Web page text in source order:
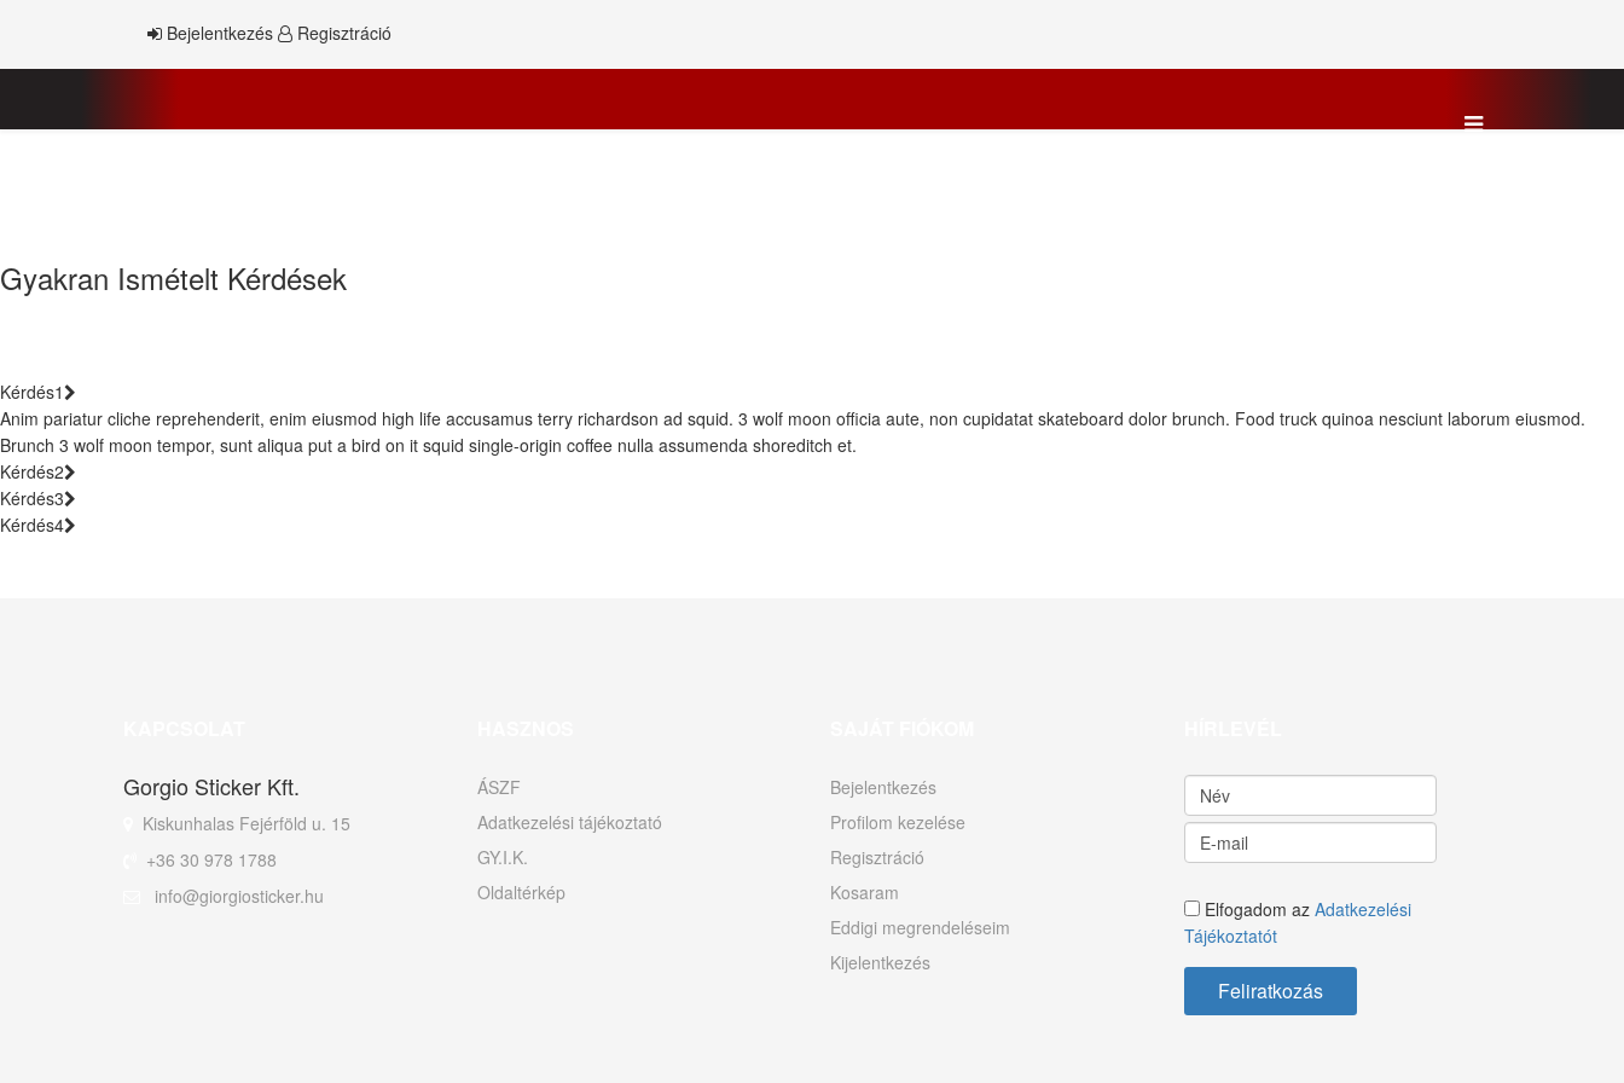
Bejelentkezés Regisztráció
Gyakran Ismételt Kérdések
Kérdés1
Anim pariatur cliche reprehenderit, enim eiusmod high life accusamus terry richardson ad squid. 3 wolf moon officia aute, non cupidatat skateboard dolor brunch. Food truck quinoa nesciunt laborum eiusmod.
Brunch 3 wolf moon tempor, sunt aliqua put a bird on it squid single-origin coffee nulla assumenda shoreditch et.
Kérdés2
Kérdés3
Kérdés4
Gorgio Sticker Kft.
Kiskunhalas Fejérföld u. 15
+36 30 978 1788
info@giorgiosticker.hu
ÁSZF
Adatkezelési tájékoztató
GY.I.K.
Oldaltérkép
Bejelentkezés
Profilom kezelése
Regisztráció
Kosaram
Eddigi megrendeléseim
Kijelentkezés
Elfogadom az Adatkezelési
Tájékoztatót